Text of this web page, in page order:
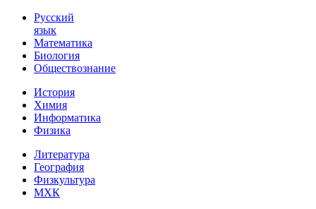
Русский
язык
Математика
Биология
Обществознание
История
Химия
Информатика
Физика
Литература
География
Физкультура
МХК